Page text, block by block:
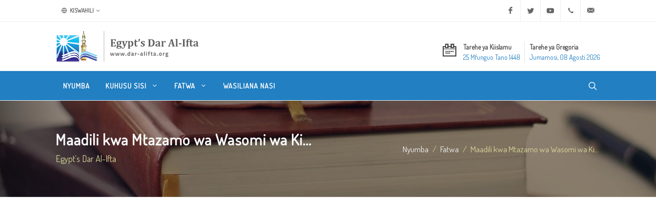
KISWAHILI Facebook Twitter Youtube +20 2 25970400
Tarehe ya Kiislamu
25 Mfunguo Tano 1448
Tarehe ya Gregoria
Jumamosi, 08 Agosti 2026
NYUMBA KUHUSU SISI FATWA WASILIANA NASI
Maadili kwa Mtazamo wa Wasomi wa Ki...
Egypt's Dar Al-Ifta
Nyumba Fatwa Maadili kwa Mtazamo wa Wasomi wa Ki...